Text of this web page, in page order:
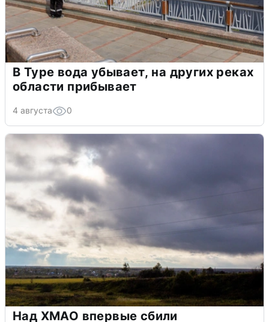
В Туре вода убывает, на других реках
области прибывает
4 августа 0
Над ХМАО впервые сбили